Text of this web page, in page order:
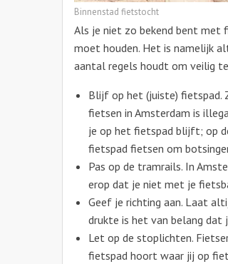
Binnenstad fietstocht
Als je niet zo bekend bent met
moet houden. Het is namelijk
aantal regels houdt om veilig
Blijf op het (juiste) fietspad.
fietsen in Amsterdam is
je op het fietspad blijft; op
fietspad fietsen om
Pas op de tramrails. In
erop dat je niet met je
Geef je richting aan. Laat
drukte is het van belang dat
Let op de stoplichten.
fietspad hoort waar jij op